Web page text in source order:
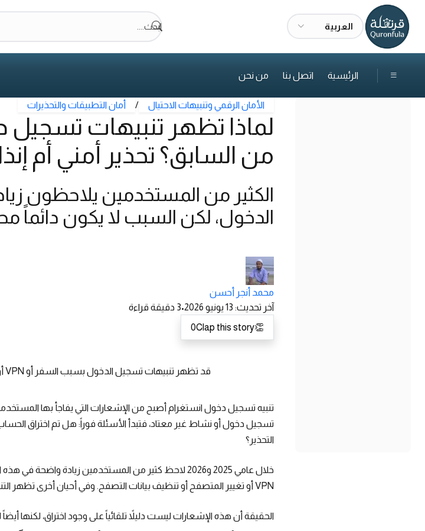
العربية ابحث....
الرئيسية اتصل بنا من نحن
الأمان الرقمي وتنبيهات الاحتيال / أمان التطبيقات والتحذيرات
لماذا تظهر تنبيهات تسجيل
من السابق؟ تحذير أمني أم
الكثير من المستخدمين يلاحظون
الدخول، لكن السبب لا يكون دائماً
محمد أنجر أحسن
آخر تحديث: 13 يونيو 2026 •
3 دقيقة قراءة
👏
0Clap this story
قد تظهر تنبيهات تسجيل الدخول بسبب السفر أو VPN أو تغييرات المتصفح أو نشاط أمني حقيقي.
تنبيه تسجيل دخول انستغرام أصبح من الإشعارات التي يفاجأ بها
تسجيل دخول أو نشاط غير معتاد، فتبدأ الأسئلة فوراً: هل تم اختراق
التحذير؟
خلال عامي 2025 و2026 لاحظ كثير من المستخدمين زيادة
VPN أو تغيير المتصفح أو تنظيف بيانات التصفح. وفي أحيان أخرى تظهر التنبيهات رغم أن المستخدم لم يغيّر شيئاً تقريباً.
الحقيقة أن هذه الإشعارات ليست دليلاً تلقائياً على وجود اختراق، لكنها